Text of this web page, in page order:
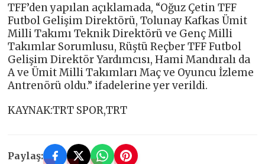
TFF’den yapılan açıklamada, “Oğuz Çetin TFF
Futbol Gelişim Direktörü, Tolunay Kafkas Ümit
Milli Takımı Teknik Direktörü ve Genç Milli
Takımlar Sorumlusu, Rüştü Reçber TFF Futbol
Gelişim Direktör Yardımcısı, Hami Mandıralı da
A ve Ümit Milli Takımları Maç ve Oyuncu İzleme
Antrenörü oldu.” ifadelerine yer verildi.
KAYNAK:TRT SPOR,TRT
Paylaş: